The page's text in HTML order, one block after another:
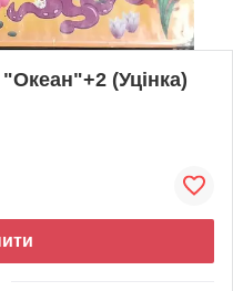
(Уцінка)